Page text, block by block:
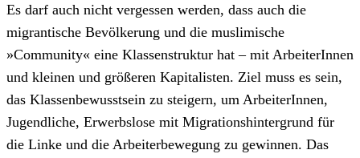
Es darf auch nicht vergessen werden, dass auch die
migrantische Bevölkerung und die muslimische
»Community« eine Klassenstruktur hat – mit ArbeiterInnen
und kleinen und größeren Kapitalisten. Ziel muss es sein,
das Klassenbewusstsein zu steigern, um ArbeiterInnen,
Jugendliche, Erwerbslose mit Migrationshintergrund für
die Linke und die Arbeiterbewegung zu gewinnen. Das